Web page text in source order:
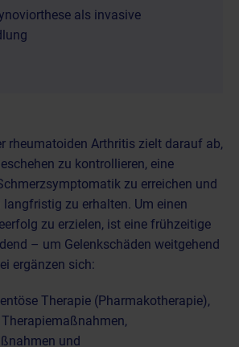
als invasive
rheumatoiden Arthritis zielt darauf ab,
zu kontrollieren, eine
zu erreichen und
zu erhalten. Um einen
zu erzielen, ist eine frühzeitige
– um Gelenkschäden weitgehend
ergänzen sich:
Therapie (Pharmakotherapie),
und